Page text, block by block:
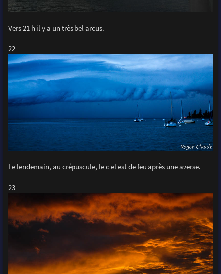
Vers 21 h il y a un très bel arcus.
22
Le lendemain, au crépuscule, le ciel est de feu après une averse.
23